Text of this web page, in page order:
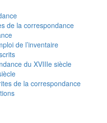
de la correspondance
de l’inventaire
du XVIIIe siècle
de la correspondance